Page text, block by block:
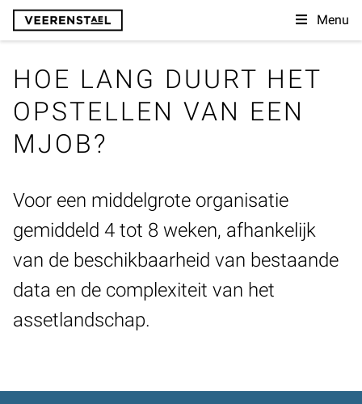
Menu
HOE LANG DUURT HET
OPSTELLEN VAN EEN
MJOB?
Voor een middelgrote organisatie
gemiddeld 4 tot 8 weken, afhankelijk
van de beschikbaarheid van bestaande
data en de complexiteit van het
assetlandschap.